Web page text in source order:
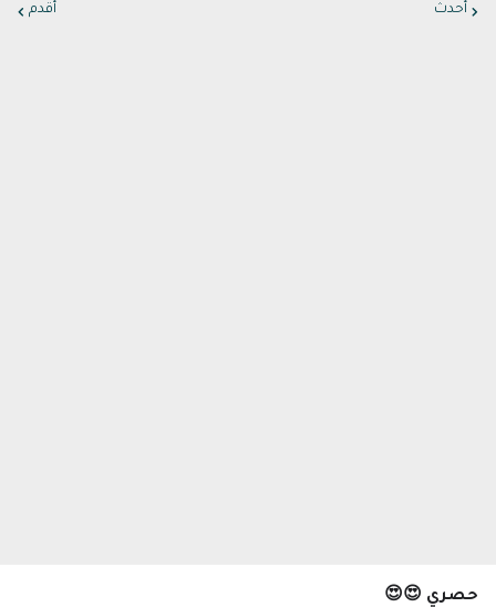
أحدث أقدم
حصري 😍😍